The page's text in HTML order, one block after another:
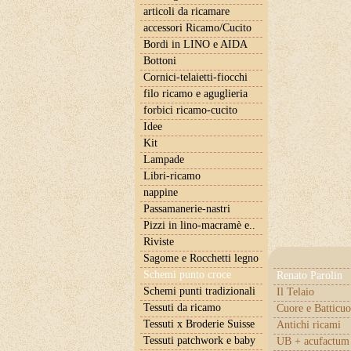
articoli da ricamare
accessori Ricamo/Cucito
Bordi in LINO e AIDA
Bottoni
Cornici-telaietti-fiocchi
filo ricamo e aguglieria
forbici ricamo-cucito
Idee
Kit
Lampade
Libri-ricamo
nappine
Passamanerie-nastri
Pizzi in lino-macramè e..
Riviste
Sagome e Rocchetti legno
Schemi punto croce
Renato Parolin
Il Telaio
Cuore e
Antichi ricami
UB +
Schemi punti tradizionali
Tessuti da ricamo
Tessuti x Broderie Suisse
Tessuti patchwork e baby